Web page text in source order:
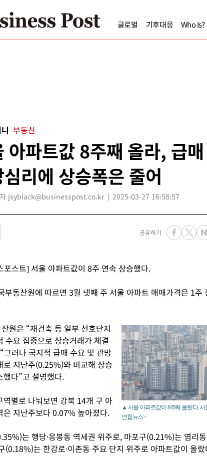
글로벌 기후대응 Who Is?
부동산
아파트값 8주째 올라, 급
리에 상승폭은 줄어
자 jsyblack@businesspost.co.kr 2025-03-27 16:58:57
공유하기
포스트] 서울 아파트값이 8주 연속 상승했다.
부동산원에 따르면 3월 넷째 주 서울 아파트 매매가격은 1
▲ 서울 아파트값이 8주째 올랐다. 서
연합뉴스>
원은 “재건축 등 일부 선호단지
수요 집중으로 상승거래가 체결
그러나 국지적 급매 수요 및 관망
로 지난주(0.25%)와 비교해 상승
했다”고 설명했다.
역별로 나눠보면 강북 14개 구 아
은 지난주보다 0.07% 높아졌다.
는 행당·응봉동 역세권 위주로, 마포구(0.21%)는 염리
(0.18%)는 한강로·이촌동 주요 단지 위주로 아파트값이 올